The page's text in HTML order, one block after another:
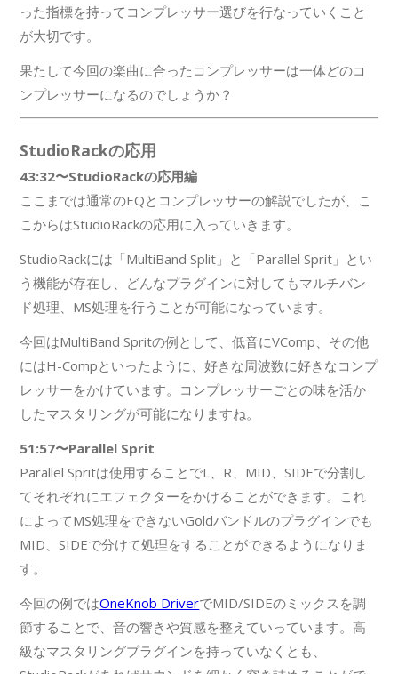
った指標を持ってコンプレッサー選びを行なっていくこと
が大切です。
果たして今回の楽曲に合ったコンプレッサーは一体どのコ
ンプレッサーになるのでしょうか？
StudioRackの応用
43:32〜StudioRackの応用編
ここまでは通常のEQとコンプレッサーの解説でしたが、こ
こからはStudioRackの応用に入っていきます。
StudioRackには「MultiBand Split」と「Parallel Sprit」とい
う機能が存在し、どんなプラグインに対してもマルチバン
ド処理、MS処理を行うことが可能になっています。
今回はMultiBand Spritの例として、低音にVComp、その他
にはH-Compといったように、好きな周波数に好きなコンプ
レッサーをかけています。コンプレッサーごとの味を活か
したマスタリングが可能になりますね。
51:57〜Parallel Sprit
Parallel Spritは使用することでL、R、MID、SIDEで分割し
てそれぞれにエフェクターをかけることができます。これ
によってMS処理をできないGoldバンドルのプラグインでも
MID、SIDEで分けて処理をすることができるようになりま
す。
今回の例ではOneKnob DriverでMID/SIDEのミックスを調
節することで、音の響きや質感を整えていっています。高
級なマスタリングプラグインを持っていなくとも、